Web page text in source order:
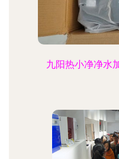
九阳热小净净水